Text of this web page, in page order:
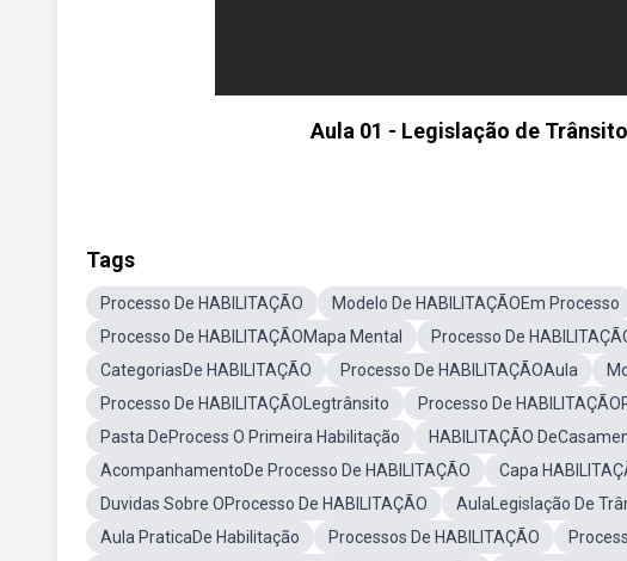
Aula 01 - Legislação de
Tags
Processo De HABILITAÇÃO Modelo De HABILITAÇÃOEm Processo
Processo De HABILITAÇÃOMapa Mental
Processo De
CategoriasDe HABILITAÇÃO
Processo De HABILITAÇÃOAula
Processo De HABILITAÇÃOLegtrânsito
Processo De
Pasta DeProcess O Primeira Habilitação
HABILITAÇÃO
AcompanhamentoDe Processo De HABILITAÇÃO
Capa
Duvidas Sobre OProcesso De HABILITAÇÃO
AulaLegislação De
Aula PraticaDe Habilitação
Processos De HABILITAÇÃO